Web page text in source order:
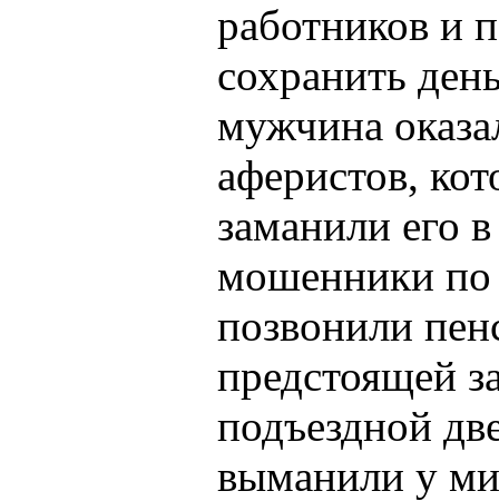
работников и
сохранить
мужчина
аферистов,
заманили его
мошенники по
позвонили
предстоящей
подъездной
выманили у